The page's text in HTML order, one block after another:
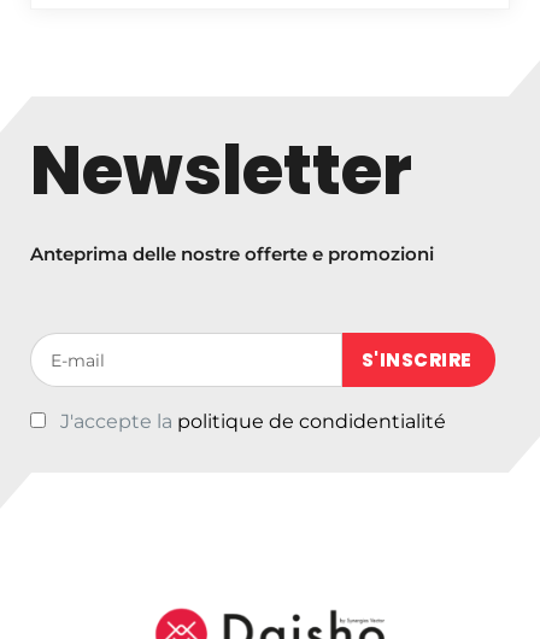
Newsletter
Anteprima delle nostre offerte e promozioni
Votre adresse de messagerie (obligatoire)
J'accepte la politique de condidentialité